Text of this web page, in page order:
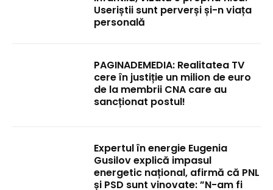
Useriștii sunt perverși și-n viața
personală
PAGINADEMEDIA: Realitatea TV
cere în justiție un milion de euro
de la membrii CNA care au
sancționat postul!
Expertul în energie Eugenia
Gusilov explică impasul
energetic național, afirmă că PNL
și PSD sunt vinovate: ”N-am fi